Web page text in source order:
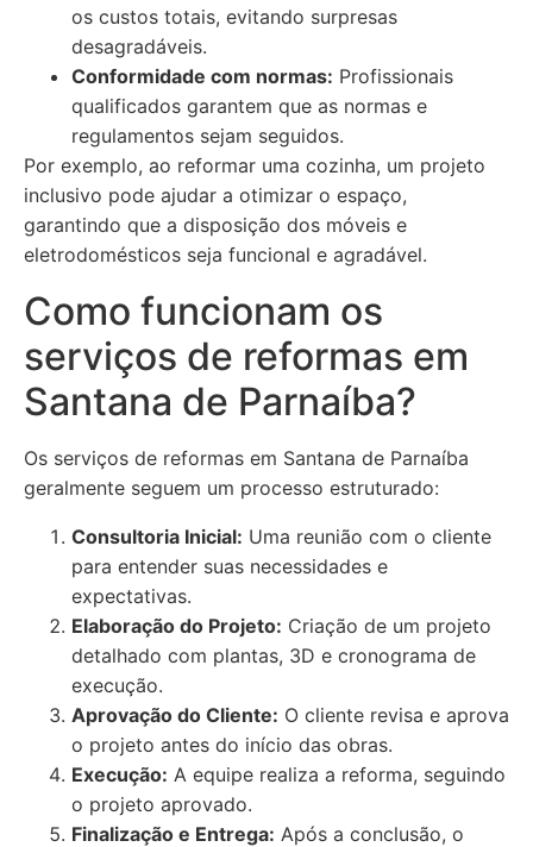
os custos totais, evitando surpresas
desagradáveis.
Conformidade com normas: Profissionais
qualificados garantem que as normas e
regulamentos sejam seguidos.
Por exemplo, ao reformar uma cozinha, um projeto
inclusivo pode ajudar a otimizar o espaço,
garantindo que a disposição dos móveis e
eletrodomésticos seja funcional e agradável.
Como funcionam os
serviços de reformas em
Santana de Parnaíba?
Os serviços de reformas em Santana de Parnaíba
geralmente seguem um processo estruturado:
Consultoria Inicial: Uma reunião com o cliente
para entender suas necessidades e
expectativas.
Elaboração do Projeto: Criação de um projeto
detalhado com plantas, 3D e cronograma de
execução.
Aprovação do Cliente: O cliente revisa e aprova
o projeto antes do início das obras.
Execução: A equipe realiza a reforma, seguindo
o projeto aprovado.
Finalização e Entrega: Após a conclusão, o